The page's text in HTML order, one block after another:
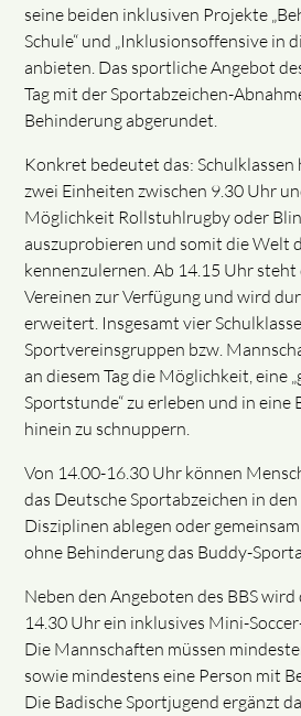
seine beiden inklusiven Projekte
Schule“ und „Inklusionsoffensive in
anbieten. Das sportliche Angebot
Tag mit der Sportabzeichen-
Behinderung abgerundet.
Konkret bedeutet das:
zwei Einheiten zwischen 9.30 Uhr
Möglichkeit Rollstuhlrugby oder
auszuprobieren und somit die Welt
kennenzulernen. Ab 14.15 Uhr
Vereinen zur Verfügung und wird
erweitert. Insgesamt vier
Sportvereinsgruppen bzw.
an diesem Tag die Möglichkeit, eine
Sportstunde“ zu erleben und in
hinein zu schnuppern.
Von 14.00-16.30 Uhr können
das Deutsche Sportabzeichen in
Disziplinen ablegen oder
ohne Behinderung das Buddy-
Neben den Angeboten des BBS wird
14.30 Uhr ein inklusives Mini-
Die Mannschaften müssen
sowie mindestens eine Person mit
Die Badische Sportjugend ergänzt